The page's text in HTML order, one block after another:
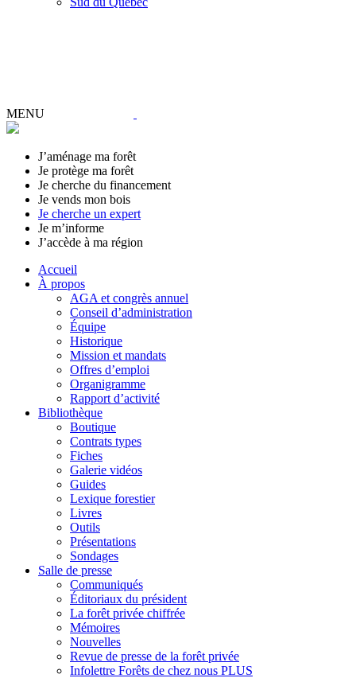
MENU
J’aménage ma forêt
Je protège ma forêt
Je cherche du financement
Je vends mon bois
Je cherche un expert
Je m’informe
J’accède à ma région
Accueil
À propos
AGA et congrès annuel
Conseil d’administration
Équipe
Historique
Mission et mandats
Offres d’emploi
Organigramme
Rapport d’activité
Bibliothèque
Boutique
Contrats types
Fiches
Galerie vidéos
Guides
Lexique forestier
Livres
Outils
Présentations
Sondages
Salle de presse
Communiqués
Éditoriaux du président
La forêt privée chiffrée
Mémoires
Nouvelles
Revue de presse de la forêt privée
Infolettre Forêts de chez nous PLUS